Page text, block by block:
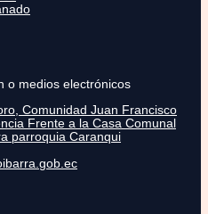
o medios electrónicos
Comunidad Juan Francisco
Frente a la Casa Comunal
parroquia Caranqui